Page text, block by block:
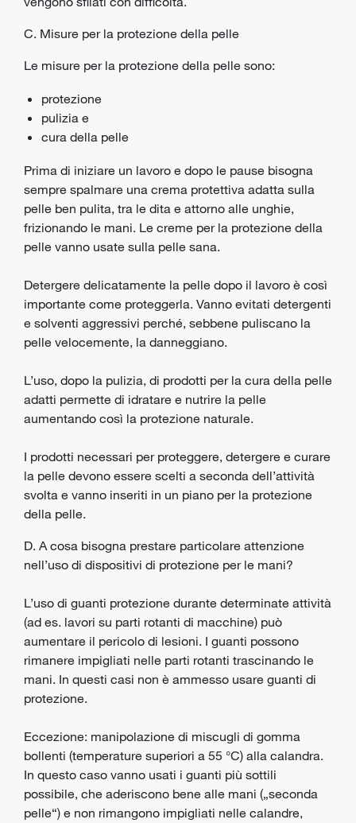
C. Misure per la protezione della pelle
Le misure per la protezione della pelle sono:
protezione
pulizia e
cura della pelle
Prima di iniziare un lavoro e dopo le pause bisogna
sempre spalmare una crema protettiva adatta sulla
pelle ben pulita, tra le dita e attorno alle unghie,
frizionando le mani. Le creme per la protezione della
pelle vanno usate sulla pelle sana.
Detergere delicatamente la pelle dopo il lavoro è così
importante come proteggerla. Vanno evitati detergenti
e solventi aggressivi perché, sebbene puliscano la
pelle velocemente, la danneggiano.
L’uso, dopo la pulizia, di prodotti per la cura della pelle
adatti permette di idratare e nutrire la pelle
aumentando così la protezione naturale.
I prodotti necessari per proteggere, detergere e curare
la pelle devono essere scelti a seconda dell’attività
svolta e vanno inseriti in un piano per la protezione
della pelle.
D. A cosa bisogna prestare particolare attenzione
nell’uso di dispositivi di protezione per le mani?
L’uso di guanti protezione durante determinate attività
(ad es. lavori su parti rotanti di macchine) può
aumentare il pericolo di lesioni. I guanti possono
rimanere impigliati nelle parti rotanti trascinando le
mani. In questi casi non è ammesso usare guanti di
protezione.
Eccezione: manipolazione di miscugli di gomma
bollenti (temperature superiori a 55 °C) alla calandra.
In questo caso vanno usati i guanti più sottili
possibile, che aderiscono bene alle mani („seconda
pelle“) e non rimangono impigliati nelle calandre,